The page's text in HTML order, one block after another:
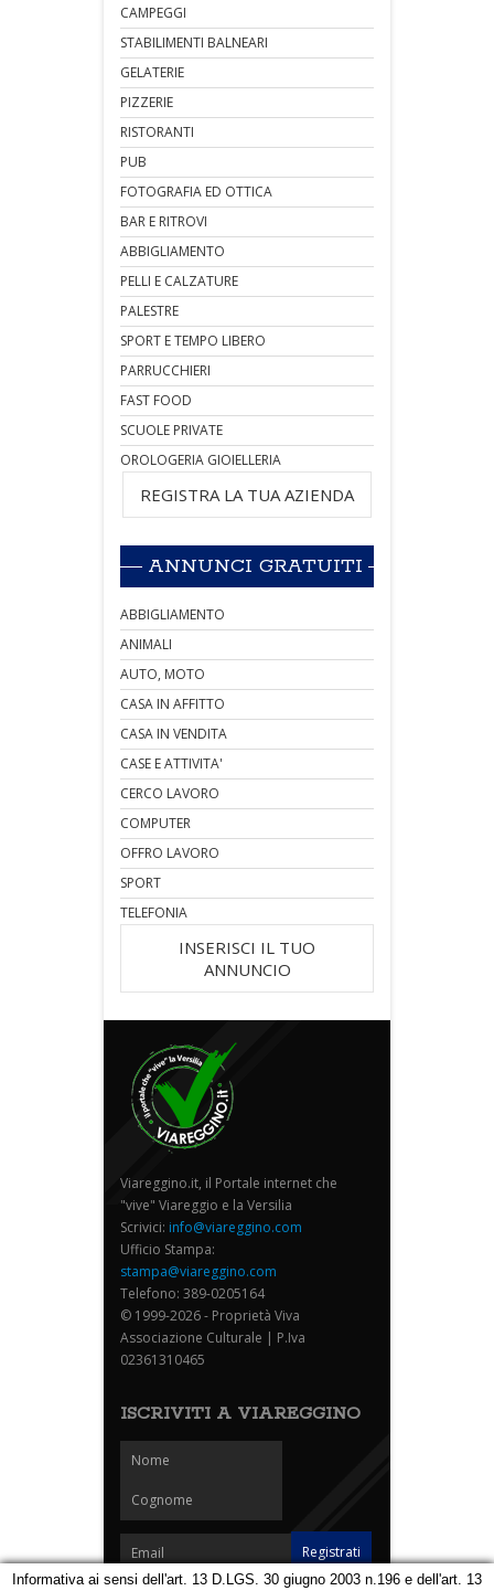
CAMPEGGI
STABILIMENTI BALNEARI
GELATERIE
PIZZERIE
RISTORANTI
PUB
FOTOGRAFIA ED OTTICA
BAR E RITROVI
ABBIGLIAMENTO
PELLI E CALZATURE
PALESTRE
SPORT E TEMPO LIBERO
PARRUCCHIERI
FAST FOOD
SCUOLE PRIVATE
OROLOGERIA GIOIELLERIA
REGISTRA LA TUA AZIENDA
ANNUNCI GRATUITI
ABBIGLIAMENTO
ANIMALI
AUTO, MOTO
CASA IN AFFITTO
CASA IN VENDITA
CASE E ATTIVITA'
CERCO LAVORO
COMPUTER
OFFRO LAVORO
SPORT
TELEFONIA
INSERISCI IL TUO
ANNUNCIO
Viareggino.it, il Portale internet che
"vive" Viareggio e la Versilia
Scrivici: info@viareggino.com
Ufficio Stampa:
stampa@viareggino.com
Telefono: 389-0205164
© 1999-2026 - Proprietà Viva
Associazione Culturale | P.Iva
02361310465
ISCRIVITI A VIAREGGINO
Informativa ai sensi dell'art. 13 D.LGS. 30 giugno 2003 n.196 e dell'art. 13